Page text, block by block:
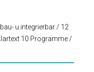
u.integrierbar / 12
10 Programme /